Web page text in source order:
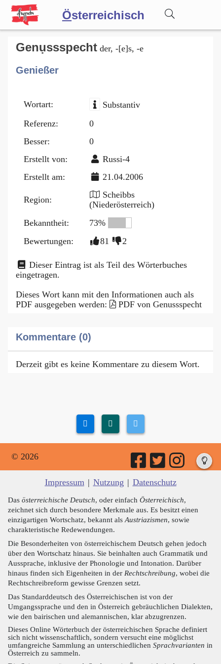
Österreichisch
Wörterbuch
Forum
Blog
Genụssspecht der, -[e]s, -e
Genießer
Wortart:
Substantiv
Referenz:
0
Besser:
0
Erstellt von:
Russi-4
Erstellt am:
21.04.2006
Region:
Scheibbs
(Niederösterreich)
Bekanntheit:
73%
Bewertungen:
81 2
Dieser Eintrag ist als Teil des Wörterbuches
eingetragen.
Dieses Wort kann mit den Informationen auch als
PDF ausgegeben werden:
PDF von Genussspecht
Kommentare (0)
Derzeit gibt es keine Kommentare zu diesem Wort.
© 2026
Impressum | Nutzung | Datenschutz
Das österreichische Deutsch, oder einfach Österreichisch,
zeichnet sich durch besondere Merkmale aus. Es besitzt einen
einzigartigen Wortschatz, bekannt als Austriazismen, sowie
charakteristische Redewendungen.
Die Besonderheiten von österreichischem Deutsch gehen jedoch
über den Wortschatz hinaus. Sie beinhalten auch Grammatik und
Aussprache, inklusive der Phonologie und Intonation. Darüber
hinaus finden sich Eigenheiten in der Rechtschreibung, wobei die
Rechtschreibreform gewisse Grenzen setzt.
Das Standarddeutsch des Österreichischen ist von der
Umgangssprache und den in Österreich gebräuchlichen Dialekten,
wie den bairischen und alemannischen, klar abzugrenzen.
Dieses Online Wörterbuch der österreichischen Sprache definiert
sich nicht wissenschaftlich, sondern versucht eine möglichst
umfangreiche Sammlung an unterschiedlichen Sprachvarianten in
Österreich zu sammeln.